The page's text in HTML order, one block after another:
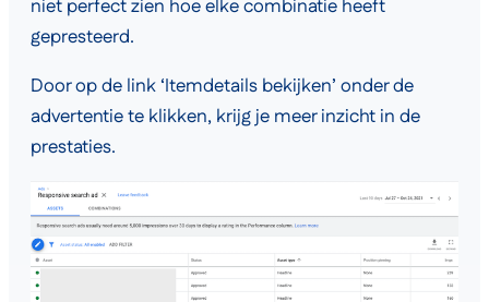
niet perfect zien hoe elke combinatie heeft
gepresteerd.
Door op de link ‘Itemdetails bekijken’ onder de
advertentie te klikken, krijg je meer inzicht in de
prestaties.